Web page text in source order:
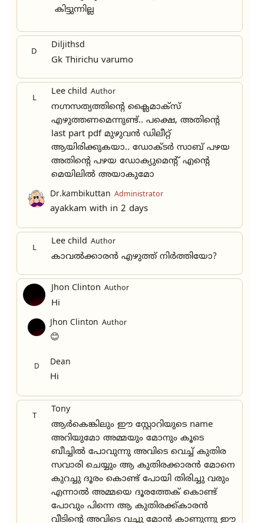
കിട്ടുന്നില്ല
D
Diljithsd
Gk Thirichu varumo
L
Lee child Author
നഗ്നസത്യത്തിന്റെ ക്ലൈമാക്സ്‌
എഴുത്തണമെന്നുണ്ട്.. പക്ഷെ, അതിന്റെ
last part pdf മുഴുവൻ ഡിലീറ്റ്
ആയിരിക്കുകയാ.. ഡോക്ടർ സാബ് പഴയ
അതിന്റെ പഴയ ഡോക്യുമെന്റ് എന്റെ
മെയിലിൽ അയാകുമോ
Dr.kambikuttan Administrator
ayakkam with in 2 days
L
Lee child Author
കാവൽക്കാരൻ എഴുത്ത് നിർത്തിയോ?
Jhon Clinton Author
Hi
Jhon Clinton Author
😊
D Dean
Hi
T
Tony
ആർകെങ്കിലും ഈ സ്റ്റോറിയുടെ name
അറിയുമോ അമ്മയും മോനും കൂടെ
ബീച്ചിൽ പോവുന്നു അവിടെ വെച്ച് കുതിര
സവാരി ചെയ്യും ആ കുതിരക്കാരൻ മോനെ
കുറച്ചു ദൂരം കൊണ്ട് പോയി തിരിച്ചു വരും
എന്നാൽ അമ്മയെ ദൂരത്തേക് കൊണ്ട്
പോവും പിന്നെ ആ കുതിരക്ക്കാരൻ
വീടിന്റെ അവിടെ വച്ചു മോൻ കാണുന്നു ഈ